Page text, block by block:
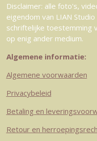
Disclaimer: alle foto's,
eigendom van LIAN
schriftelijke toestemming
op enig ander medium.
Algemene informatie:
Algemene voorwaarden
Privacybeleid
Betaling en
Retour en